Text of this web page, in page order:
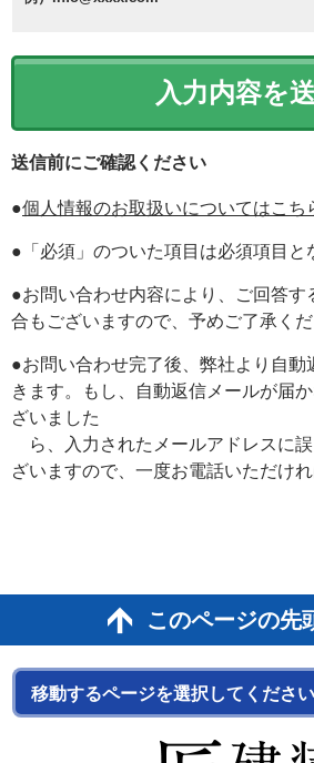
送信前にご確認ください
●個人情報のお取扱いについてはこち
●「必須」のついた項目は必須項目と
●お問い合わせ内容により、ご回答す
合もございますので、予めご了承くだ
●お問い合わせ完了後、弊社より自動
きます。もし、自動返信メールが届
ざいました
ら、入力されたメールアドレスに
ざいますので、一度お電話いただけれ
このページの先